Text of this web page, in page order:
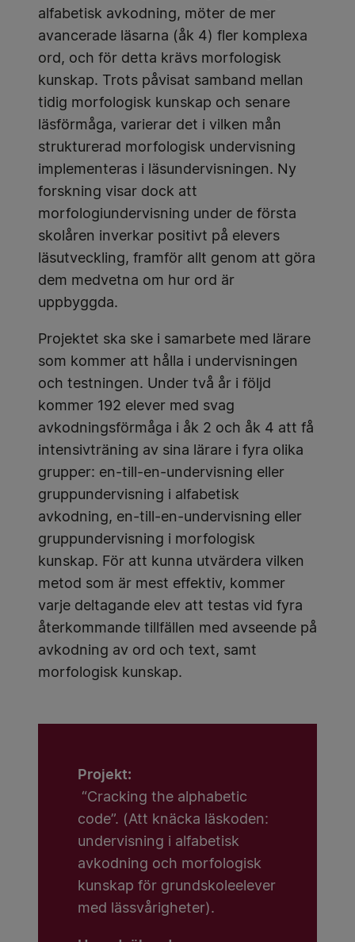
alfabetisk avkodning, möter de mer
avancerade läsarna (åk 4) fler komplexa
ord, och för detta krävs morfologisk
kunskap. Trots påvisat samband mellan
tidig morfologisk kunskap och senare
läsförmåga, varierar det i vilken mån
strukturerad morfologisk undervisning
implementeras i läsundervisningen. Ny
forskning visar dock att
morfologiundervisning under de första
skolåren inverkar positivt på elevers
läsutveckling, framför allt genom att göra
dem medvetna om hur ord är
uppbyggda.
Projektet ska ske i samarbete med lärare
som kommer att hålla i undervisningen
och testningen. Under två år i följd
kommer 192 elever med svag
avkodningsförmåga i åk 2 och åk 4 att få
intensivträning av sina lärare i fyra olika
grupper: en-till-en-undervisning eller
gruppundervisning i alfabetisk
avkodning, en-till-en-undervisning eller
gruppundervisning i morfologisk
kunskap. För att kunna utvärdera vilken
metod som är mest effektiv, kommer
varje deltagande elev att testas vid fyra
återkommande tillfällen med avseende på
avkodning av ord och text, samt
morfologisk kunskap.
Projekt:
“Cracking the alphabetic
code”. (Att knäcka läskoden:
undervisning i alfabetisk
avkodning och morfologisk
kunskap för grundskoleelever
med lässvårigheter).